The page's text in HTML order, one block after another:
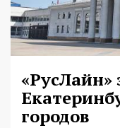
«РусЛайн»
городов